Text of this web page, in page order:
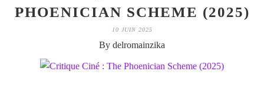
PHOENICIAN SCHEME (2025)
10 JUIN 2025
By delromainzika